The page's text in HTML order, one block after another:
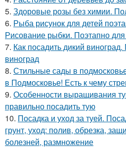
5. Здоровые розы без химии.
6. Рыба рисунок для детей
Рисование рыбки. Поэтапно для
7. Как посадить дикий
виноград
8. Стильные сады в
в Подмосковье! Есть к чему
9. Особенности выращивания
правильно посадить тую
10. Посадка и уход за туей.
грунт, уход: полив, обрезка,
болезней, размножение